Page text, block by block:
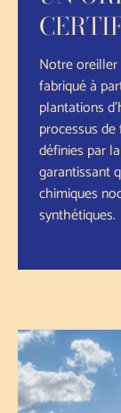
Notre
fabriqué à
plantations
processus
définies par
garantissant
chimiques
synthétiques.